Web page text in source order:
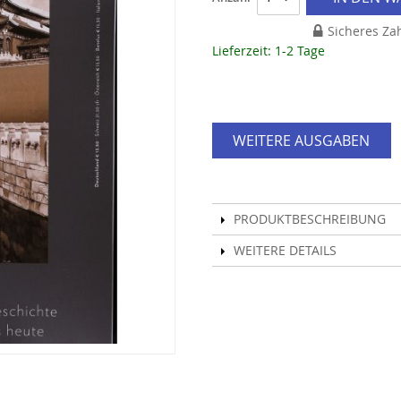
Sicheres
Lieferzeit: 1-2 Tage
WEITERE AUSGABEN
PRODUKTBESCHREIBUNG
WEITERE DETAILS